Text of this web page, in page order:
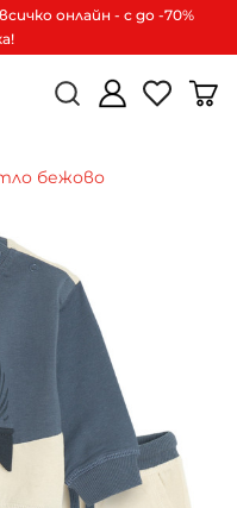
онлайн - с до -70%
бежово